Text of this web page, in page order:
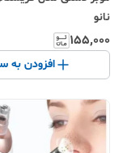
نانو
۱۵۵٬۰۰۰
افزودن به